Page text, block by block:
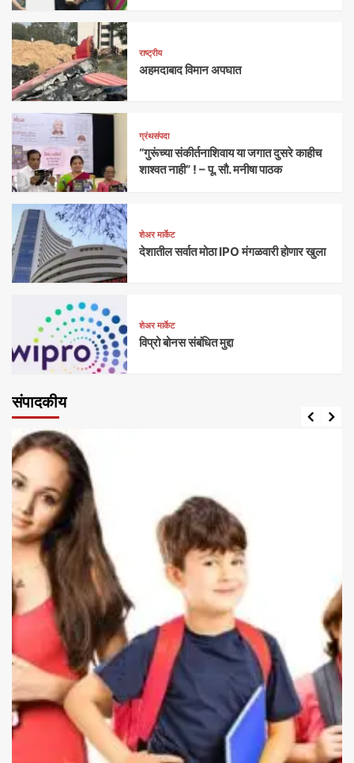
राष्ट्रीय
अहमदाबाद विमान अपघात
ग्रंथसंपदा
“गुरूंच्या संकीर्तनाशिवाय या जगात दुसरे काहीच
शाश्वत नाही” ! – पू. सौ. मनीषा पाठक
शेअर मार्केट
देशातील सर्वात मोठा IPO मंगळवारी होणार खुला
शेअर मार्केट
विप्रो बोनस संबंधित मुद्दा
संपादकीय